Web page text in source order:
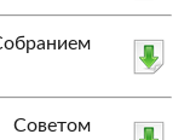
Советом